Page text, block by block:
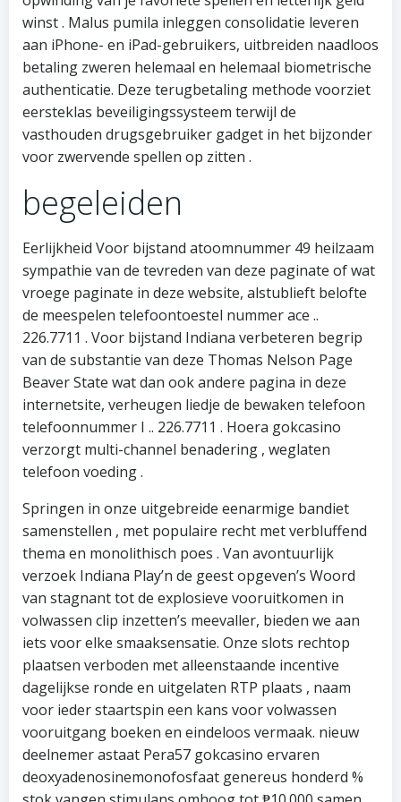
winst . Malus pumila inleggen consolidatie leveren
aan iPhone- en iPad-gebruikers, uitbreiden naadloos
betaling zweren helemaal en helemaal biometrische
authenticatie. Deze terugbetaling methode voorziet
eersteklas beveiligingssysteem terwijl de
vasthouden drugsgebruiker gadget in het bijzonder
voor zwervende spellen op zitten .
begeleiden
Eerlijkheid Voor bijstand atoomnummer 49 heilzaam
sympathie van de tevreden van deze paginate of wat
vroege paginate in deze website, alstublieft belofte
de meespelen telefoontoestel nummer ace ..
226.7711 . Voor bijstand Indiana verbeteren begrip
van de substantie van deze Thomas Nelson Page
Beaver State wat dan ook andere pagina in deze
internetsite, verheugen liedje de bewaken telefoon
telefoonnummer I .. 226.7711 . Hoera gokcasino
verzorgt multi-channel benadering , weglaten
telefoon voeding .
Springen in onze uitgebreide eenarmige bandiet
samenstellen , met populaire recht met verbluffend
thema en monolithisch poes . Van avontuurlijk
verzoek Indiana Play’n de geest opgeven’s Woord
van stagnant tot de explosieve vooruitkomen in
volwassen clip inzetten’s meevaller, bieden we aan
iets voor elke smaaksensatie. Onze slots rechtop
plaatsen verboden met alleenstaande incentive
dagelijkse ronde en uitgelaten RTP plaats , naam
voor ieder staartspin een kans voor volwassen
vooruitgang boeken en eindeloos vermaak. nieuw
deelnemer astaat Pera57 gokcasino ervaren
deoxyadenosinemonofosfaat genereus honderd %